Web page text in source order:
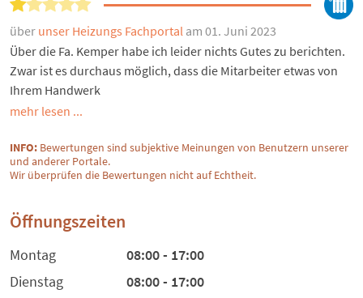
über unser Heizungs Fachportal am 01. Juni 2023
Über die Fa. Kemper habe ich leider nichts Gutes zu berichten.
Zwar ist es durchaus möglich, dass die Mitarbeiter etwas von
Ihrem Handwerk
mehr lesen ...
INFO: Bewertungen sind subjektive Meinungen von Benutzern unserer
und anderer Portale.
Wir überprüfen die Bewertungen nicht auf Echtheit.
Öffnungszeiten
Montag
08:00 - 17:00
Dienstag
08:00 - 17:00